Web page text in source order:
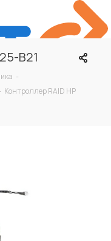
B21
-
Контроллер RAID HP